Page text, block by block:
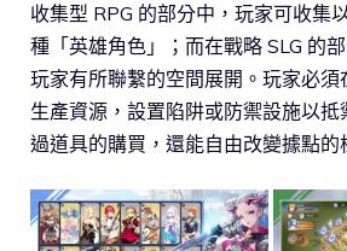
收集型 RPG 的部分中，玩家可收集
種「英雄角色」；而在戰略 SLG 的
玩家有所聯繫的空間展開。玩家必
生產資源，設置陷阱或防禦設施以
過道具的購買，還能自由改變據點的